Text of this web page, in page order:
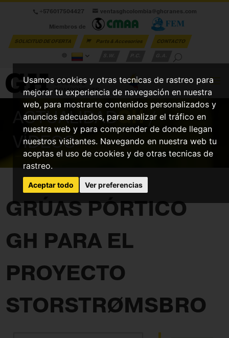
Usamos cookies y otras tecnicas de rastreo para
mejorar tu experiencia de navegación en nuestra
web, para mostrarte contenidos personalizados y
anuncios adecuados, para analizar el tráfico en
nuestra web y para comprender de donde llegan
nuestros visitantes. Navegando en nuestra web tu
aceptas el uso de cookies y de otras tecnicas de
rastreo.
Aceptar todo Ver preferencias
+576017504427
ventasghcolombia@ghcranes.com
Miembros de
SOLICITUD DE OFERTA Parts & Accesories
CONTACTO
ACTUALIDADGH/
VÍDEOS
GRÚAS PÓRTICO
GH PARA EL
PROYECTO
STORSTRØMSBRO